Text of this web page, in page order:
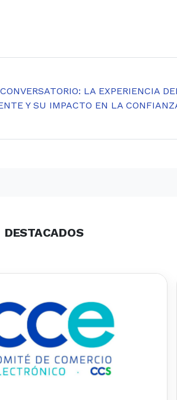
CONVERSATORIO: LA EXPERIENCIA
Y SU IMPACTO EN LA
DESTACADOS